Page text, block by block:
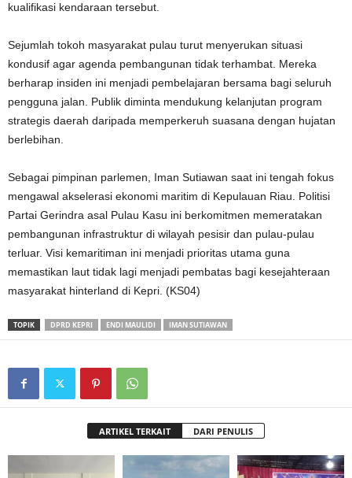
kualifikasi kendaraan tersebut
Sejumlah tokoh masyarakat pulau turut menyerukan situasi
kondusif agar agenda pembangunan tidak terhambat . Mereka
berharap insiden ini menjadi pembelajaran bersama bagi seluruh
pengguna jalan . Publik diminta mendukung kelanjutan program
strategis daerah daripada memperkeruh suasana dengan hujatan
berlebihan
Sebagai pimpinan parlemen, Iman Sutiawan saat ini tengah fokus
mengawal akselerasi ekonomi maritim di Kepulauan Riau . Politisi
Partai Gerindra asal Pulau Kasu ini berkomitmen memeratakan
pembangunan infrastruktur di wilayah pesisir dan pulau-pulau
terluar. Visi kemaritiman ini menjadi prioritas utama guna
memastikan laut tidak lagi menjadi pembatas bagi kesejahteraan
masyarakat hinterland di Kepri. (KS04)
TOPIK DPRD KEPRI ENDI MAULIDI IMAN SUTIAWAN
ARTIKEL TERKAIT DARI PENULIS